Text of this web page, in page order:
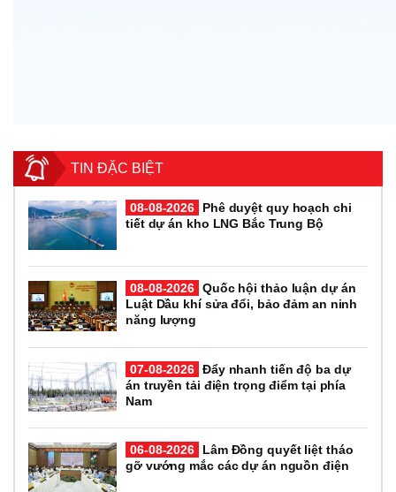
TIN ĐẶC BIỆT
08-08-2026
Phê duyệt quy hoạch chi
tiết dự án kho LNG Bắc Trung Bộ
08-08-2026 Quốc hội thảo luận dự án
Luật Dầu khí sửa đổi, bảo đảm an ninh
năng lượng
07-08-2026 Đẩy nhanh tiến độ ba dự
án truyền tải điện trọng điểm tại phía
Nam
06-08-2026
Lâm Đồng quyết liệt tháo
gỡ vướng mắc các dự án nguồn điện